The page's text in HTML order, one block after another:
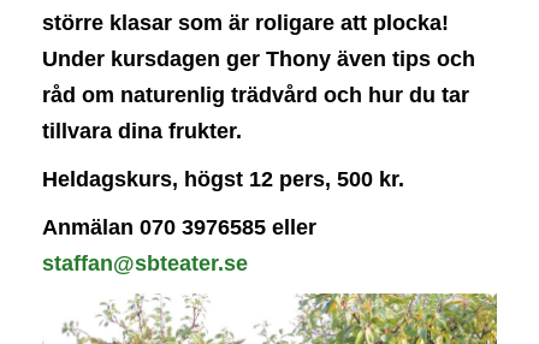
större klasar som är roligare att plocka!
Under kursdagen ger Thony även tips och
råd om naturenlig trädvård och hur du tar
tillvara dina frukter.
Heldagskurs, högst 12 pers, 500 kr.
Anmälan 070 3976585 eller
staffan@sbteater.se